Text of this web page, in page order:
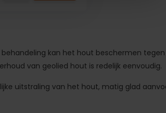
kan het hout beschermen
van geolied hout is redelijk eenvoudig.
uitstraling van het hout, matig glad